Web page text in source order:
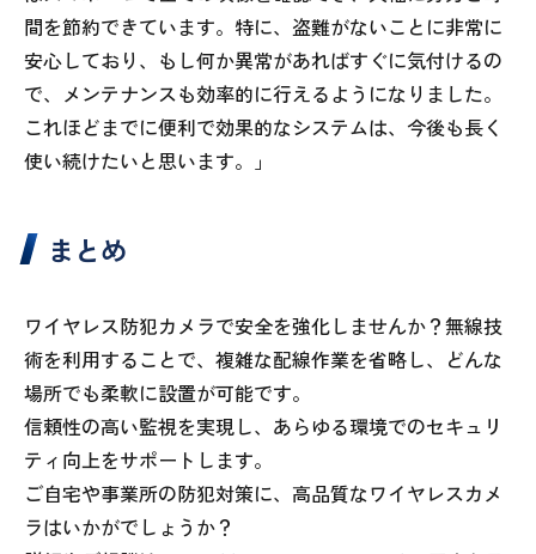
間を節約できています。特に、盗難がないことに非常に
安心しており、もし何か異常があればすぐに気付けるの
で、メンテナンスも効率的に行えるようになりました。
これほどまでに便利で効果的なシステムは、今後も長く
使い続けたいと思います。」
まとめ
ワイヤレス防犯カメラで安全を強化しませんか？無線技
術を利用することで、複雑な配線作業を省略し、どんな
場所でも柔軟に設置が可能です。
信頼性の高い監視を実現し、あらゆる環境でのセキュリ
ティ向上をサポートします。
ご自宅や事業所の防犯対策に、高品質なワイヤレスカメ
ラはいかがでしょうか？